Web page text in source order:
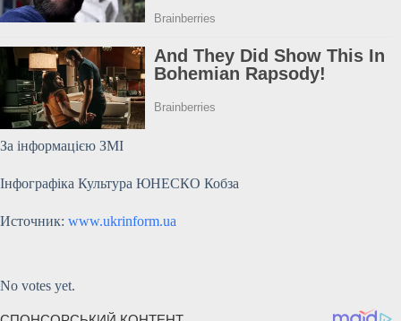
За інформацією ЗМІ
Інфографіка Культура ЮНЕСКО Кобза
Источник: www.ukrinform.ua
No votes yet.